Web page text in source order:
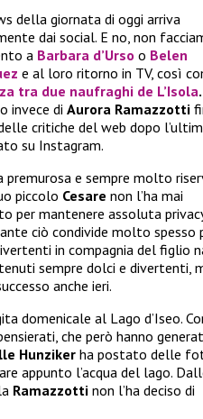
della giornata di oggi arriva
dai social. E no, non
a Barbara d’Urso o Belen
e al loro ritorno in TV, così
tra due naufraghi de L’Isola.
invece di Aurora Ramazzotti
critiche del web dopo
su Instagram.
premurosa e sempre molto
piccolo Cesare non l’ha mai
per mantenere assoluta
ciò condivide molto spesso
in compagnia del figlio
sempre dolci e divertenti,
anche ieri.
domenicale al Lago d’Iseo.
che però hanno
Hunziker ha postato delle
appunto l’acqua del lago.
Ramazzotti non l’ha deciso di